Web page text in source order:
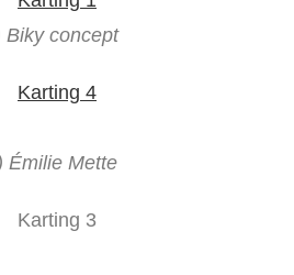
Biky concept
Émilie Mette